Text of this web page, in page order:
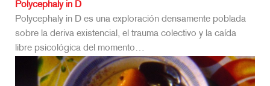
Polycephaly in D
Polycephaly in D es una exploración densamente poblada
sobre la deriva existencial, el trauma colectivo y la caída
libre psicológica del momento…